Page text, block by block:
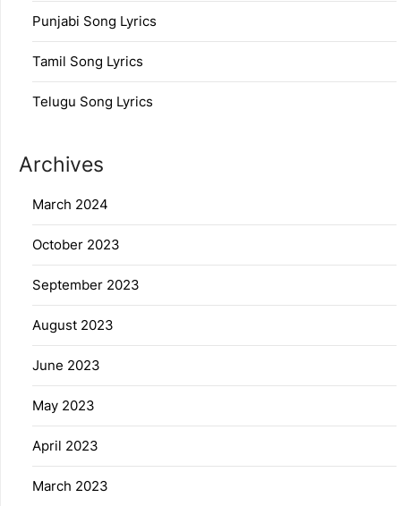
Punjabi Song Lyrics
Tamil Song Lyrics
Telugu Song Lyrics
Archives
March 2024
October 2023
September 2023
August 2023
June 2023
May 2023
April 2023
March 2023